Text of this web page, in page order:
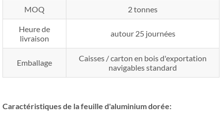
MOQ 2 tonnes
Heure de
livraison
autour 25 journées
Emballage
Caisses / carton en bois d'exportation
navigables standard
Caractéristiques de la feuille d'aluminium dorée: